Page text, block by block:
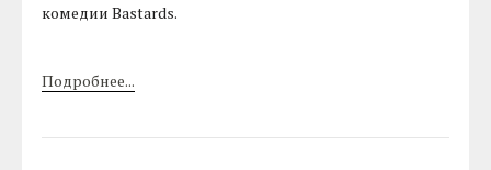
комедии Bastards.
Подробнее...